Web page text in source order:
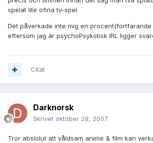
spelat lite ofina tv-spel.
Det påverkade inte mig en
eftersom jag är psychoPsykotisk IRL ligger
Citat
Darknorsk
Skrivet oktober 28, 2007
Tror abslolut att våldsam anime & film kan